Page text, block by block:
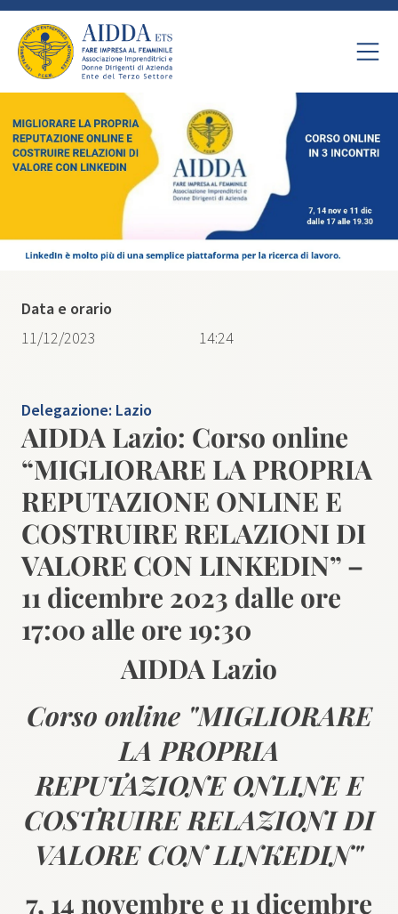
Delegazione: Lazio
AIDDA Lazio: Corso online
“MIGLIORARE LA PROPRIA
REPUTAZIONE ONLINE E
COSTRUIRE RELAZIONI DI
VALORE CON LINKEDIN” –
11 dicembre 2023 dalle ore
17:00 alle ore 19:30
AIDDA Lazio
Corso online "MIGLIORARE
LA PROPRIA
REPUTAZIONE ONLINE E
COSTRUIRE RELAZIONI DI
VALORE CON LINKEDIN"
7, 14 novembre e 11 dicembre
Data e orario
11/12/2023
14:24